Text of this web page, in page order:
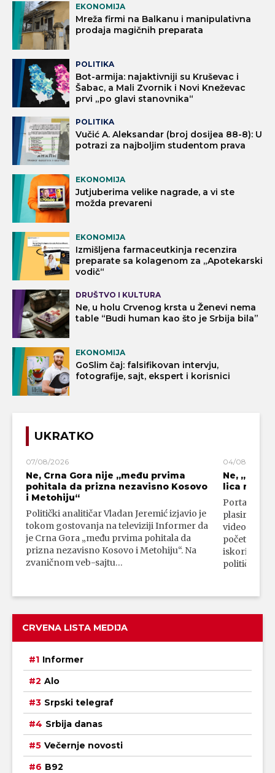
EKONOMIJA
Mreža firmi na Balkanu i manipulativna
prodaja magičnih preparata
POLITIKA
Bot-armija: najaktivniji su Kruševac i
Šabac, a Mali Zvornik i Novi Kneževac
prvi „po glavi stanovnika“
POLITIKA
Vučić A. Aleksandar (broj dosijea 88-8): U
potrazi za najboljim studentom prava
EKONOMIJA
Jutjuberima velike nagrade, a vi ste
možda prevareni
EKONOMIJA
Izmišljena farmaceutkinja recenzira
preparate sa kolagenom za „Apotekarski
vodič“
DRUŠTVO I KULTURA
Ne, u holu Crvenog krsta u Ženevi nema
table “Budi human kao što je Srbija bila”
EKONOMIJA
GoSlim čaj: falsifikovan intervju,
fotografije, sajt, ekspert i korisnici
UKRATKO
07/08/2026
Ne, Crna Gora nije „među prvima
pohitala da prizna nezavisno Kosovo
i Metohiju“
Politički analitičar Vladan Jeremić izjavio je
tokom gostovanja na televiziji Informer da
je Crna Gora „među prvima pohitala da
prizna nezavisno Kosovo i Metohiju“. Na
zvaničnom veb-sajtu…
04/08/2026
Ne,
lica
Portal 24
plasirali su
video-
početka
iskorišćava
političkim
CRVENA LISTA MEDIJA
Informer
Alo
Srpski telegraf
Srbija danas
Večernje novosti
B92